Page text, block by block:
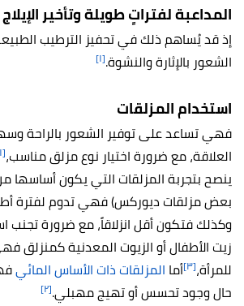
المداعبة لفتراتٍ طويلة وتأخير الإيلاج
إذ قد يُساهم ذلك في تحفيز الترطيب
الشعور بالإثارة والنشوة.[١]
استخدام المزلقات
فهي تساعد على توفير الشعور بالراحة
العلاقة، مع ضرورة اختيار نوع مزلق مناسب،[١]
ينصح بتجربة المزلقات التي يكون أساسها
بعض مزلقات ديوركس) فهي تدوم لفترة
وكذلك فتكون أقل انزلاقاً، مع ضرورة تجنب
زيت الأطفال أو الزيوت المعدنية كمنزلق
للمرأة،[٣] أما المزلقات ذات الأساس المائي
حال وجود تحسس أو تهيج مهبلي.[٢]